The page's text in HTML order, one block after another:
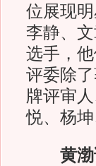
位展现
李静、
选手，
评委除
牌评审
悦、杨
黄渤